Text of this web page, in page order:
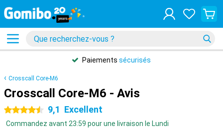
Paiements sécurisés
Crosscall Core-M6
Crosscall Core-M6 - Avis
4.5 étoiles 9,1 Excellent
Commandez avant 23:59 pour une livraison le Lundi